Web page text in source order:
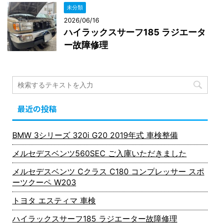
未分類
2026/06/16
ハイラックスサーフ185 ラジエータ
ー故障修理
最近の投稿
BMW 3シリーズ 320i G20 2019年式 車検整備
メルセデスベンツ560SEC ご入庫いただきました
メルセデスベンツ Cクラス C180 コンプレッサー スポ
ーツクーペ W203
トヨタ エスティマ 車検
ハイラックスサーフ185 ラジエーター故障修理